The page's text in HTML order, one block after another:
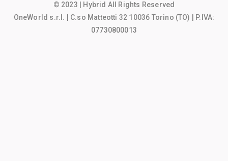
© 2023 | Hybrid All Rights Reserved
OneWorld s.r.l.
| C.so Matteotti 32 10036 Torino (TO) | P.IVA:
07730800013